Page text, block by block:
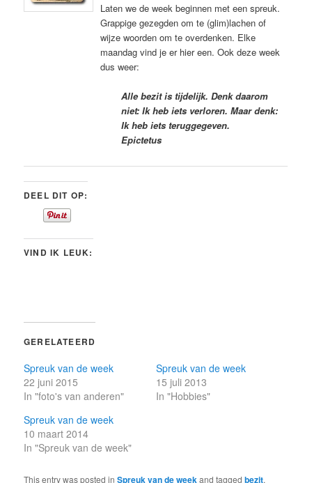
Laten we de week beginnen met een spreuk.
Grappige gezegden om te (glim)lachen of
wijze woorden om te overdenken. Elke
maandag vind je er hier een. Ook deze week
dus weer:
Alle bezit is tijdelijk. Denk daarom
niet: Ik heb iets verloren. Maar denk:
Ik heb iets teruggegeven.
Epictetus
DEEL DIT OP:
VIND IK LEUK:
GERELATEERD
Spreuk van de week
22 juni 2015
In "foto's van anderen"
Spreuk van de week
15 juli 2013
In "Hobbies"
Spreuk van de week
10 maart 2014
In "Spreuk van de week"
This entry was posted inSpreuk van de weekand taggedbezit,